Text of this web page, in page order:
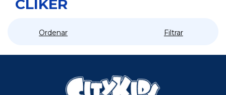
CLIKER
Ordenar Filtrar